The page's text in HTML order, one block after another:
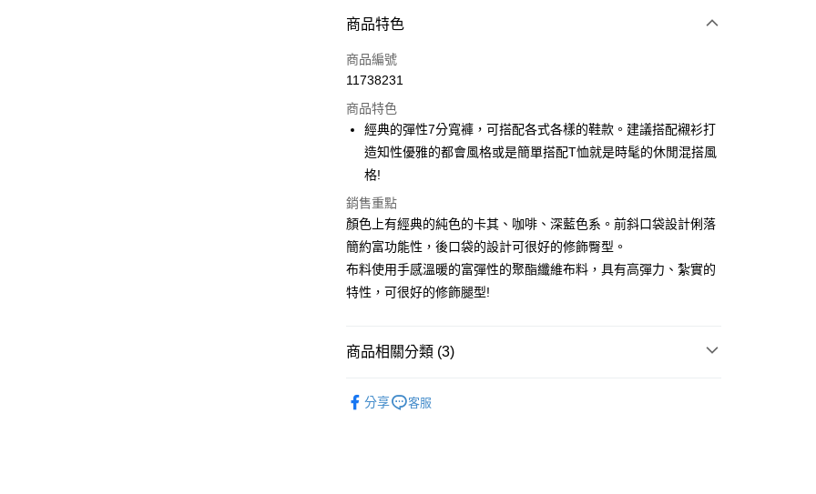
合作金庫商業銀行
華南商業銀行
上海商業儲蓄銀行
國泰世華商業銀行
兆豐國際商業銀行
臺灣中小企業銀行
台中商業銀行
聯邦商業銀行
元大商業銀行
玉山商業銀行
星展（台灣）商業銀行
台新國際商業銀行
中國信託商業銀行
6 期 0 利率 每期
華南商業銀行
上海商業儲蓄銀行
台北富邦商業銀行
國泰世華商業銀行
兆豐國際商業銀行
臺灣中小企業銀行
聯邦商業銀行
元大商業銀行
永豐商業銀行
玉山商業銀行
星展（台灣）商業銀行
台新國際商業銀行
中國信託商業銀行
台灣樂天信用卡公司
運送方式
黑貓宅急便
每筆NT$140，滿NT$3,000(含以上)免運費
商品特色
商品編號
11738231
商品特色
經典的彈性7分寬褲，可搭配各式各樣的鞋款。建議搭配襯衫打
造知性優雅的都會風格或是簡單搭配T恤就是時髦的休閒混搭風
格!
銷售重點
顏色上有經典的純色的卡其、咖啡、深藍色系。前斜口袋設計俐落
簡約富功能性，後口袋的設計可很好的修飾臀型。
布料使用手感溫暖的富彈性的聚酯纖維布料，具有高彈力、紮實的
特性，可很好的修飾腿型!
商品相關分類 (3)
分享 客服